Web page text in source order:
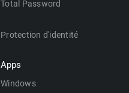
Total Password
Protection d'identité
Apps
Windows